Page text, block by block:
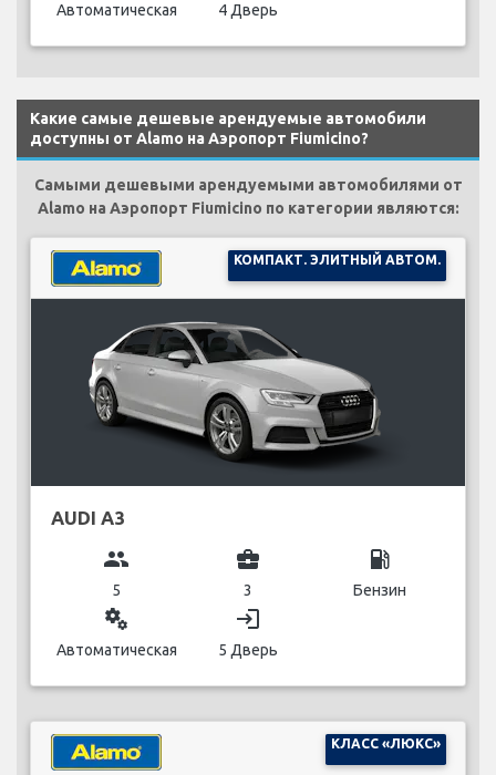
Автоматическая 4 Дверь
Какие самые дешевые арендуемые автомобили
доступны от Alamo на Аэропорт Fiumicino?
Самыми дешевыми арендуемыми автомобилями от
Alamo на Аэропорт Fiumicino по категории являются:
КОМПАКТ. ЭЛИТНЫЙ АВТОМ.
AUDI A3
group
5
business_center
3
local_gas_station
Бензин
miscellaneous_services
Автоматическая
login
5 Дверь
КЛАСС «ЛЮКС»